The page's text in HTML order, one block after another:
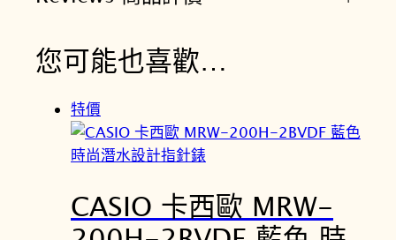
您可能也喜歡…
特價
CASIO 卡西歐 MRW-